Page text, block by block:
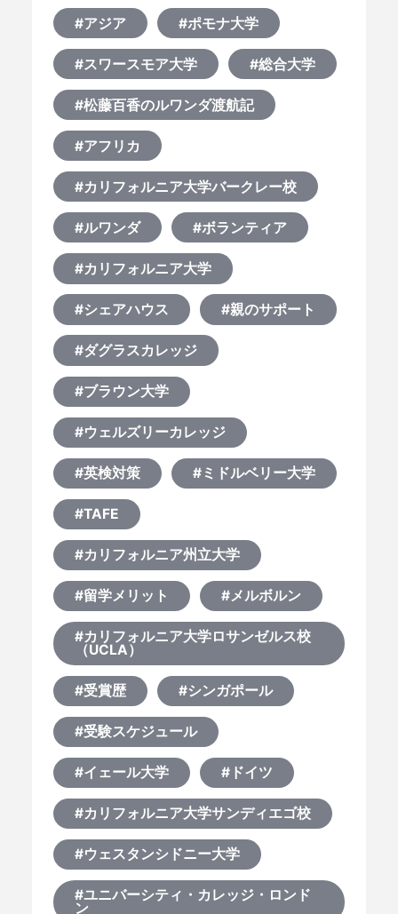
何から始める？
ブログ
おすすめ特集
EVENTS
#アジア #ポモナ大学
#スワースモア大学 #総合大学
#松藤百香のルワンダ渡航記
#アフリカ
#カリフォルニア大学バークレー校
#ルワンダ #ボランティア
#カリフォルニア大学
#シェアハウス #親のサポート
#ダグラスカレッジ
#ブラウン大学
#ウェルズリーカレッジ
#英検対策 #ミドルベリー大学
#TAFE
#カリフォルニア州立大学
#留学メリット #メルボルン
#カリフォルニア大学ロサンゼルス校
（UCLA）
#受賞歴 #シンガポール
#受験スケジュール
#イェール大学 #ドイツ
#カリフォルニア大学サンディエゴ校
#ウェスタンシドニー大学
#ユニバーシティ・カレッジ・ロンド
ン